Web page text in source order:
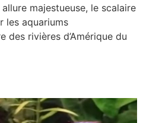
majestueuse, le scalaire
les aquariums
des rivières d’Amérique du